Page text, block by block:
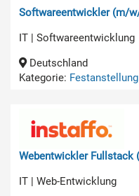
Softwareentwickler (m/
IT | Softwareentwicklung
Deutschland
Kategorie: Festanstellung
Webentwickler Fullstack
IT | Web-Entwicklung